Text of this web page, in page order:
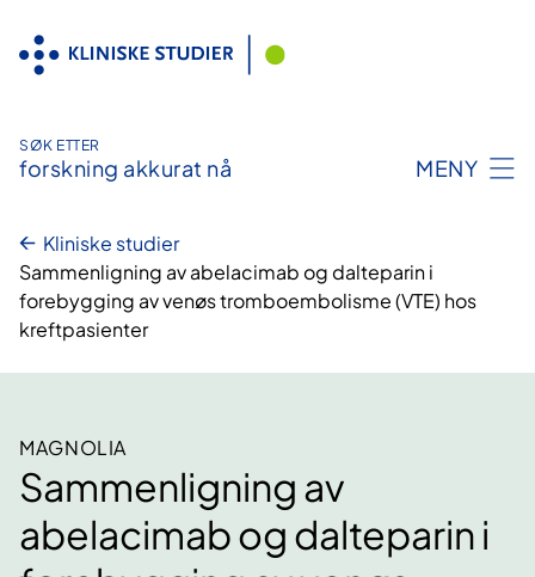
innhold
SØK ETTER
forskning akkurat nå MENY
Kliniske studier
Sammenligning av abelacimab og dalteparin i
forebygging av venøs tromboembolisme (VTE) hos
kreftpasienter
MAGNOLIA
Sammenligning av
abelacimab og dalteparin i